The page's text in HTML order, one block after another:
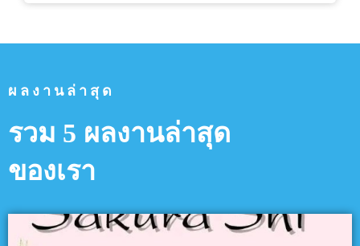
ผลงานล่าสุด
รวม 5 ผลงานล่าสุด
ของเรา